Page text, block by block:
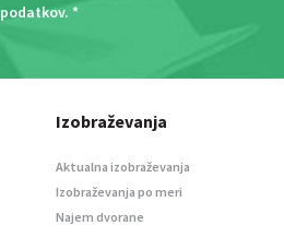
podatkov. *
Izobraževanja
Aktualna izobraževanja
Izobraževanja po meri
Najem dvorane